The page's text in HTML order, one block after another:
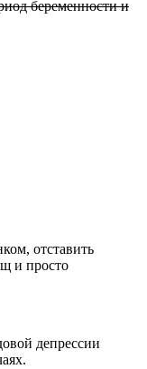
беременности и
отставить
и просто
депрессии